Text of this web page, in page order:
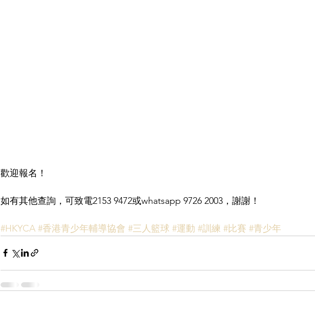
歡迎報名！
如有其他查詢，可致電2153 9472或whatsapp 9726 2003，謝謝！
#HKYCA #香港青少年輔導協會 #三人籃球 #運動 #訓練 #比賽 #青少年